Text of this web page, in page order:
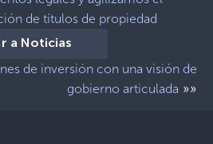
de títulos de propiedad
a Noticias
de inversión con una visión de
gobierno articulada »»